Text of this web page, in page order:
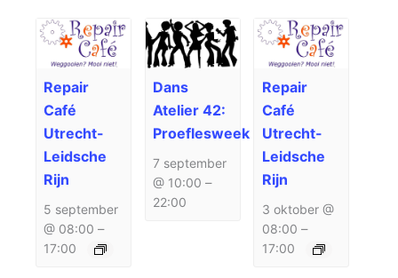
Repair
Café
Utrecht-
Leidsche
Rijn
5 september
@ 08:00 –
17:00
Dans
Atelier 42:
Proeflesweek
7 september
@ 10:00 –
22:00
Repair
Café
Utrecht-
Leidsche
Rijn
3 oktober @
08:00 –
17:00